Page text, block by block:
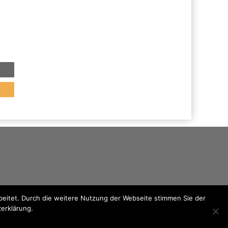
Durch die weitere Nutzung der Webseite stimmen Sie der